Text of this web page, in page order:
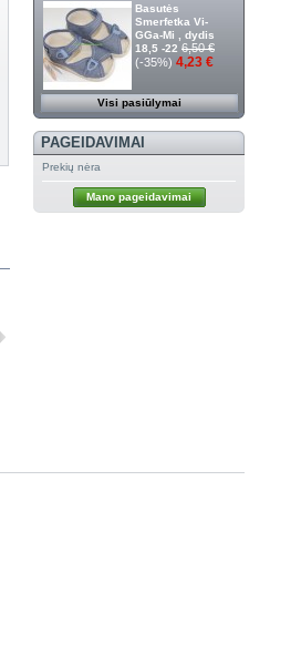
Basutės
Smerfetka Vi-
GGa-Mi , dydis
18,5 -22 6,50 €
(-35%) 4,23 €
Visi pasiūlymai
PAGEIDAVIMAI
Prekių nėra
Mano pageidavimai